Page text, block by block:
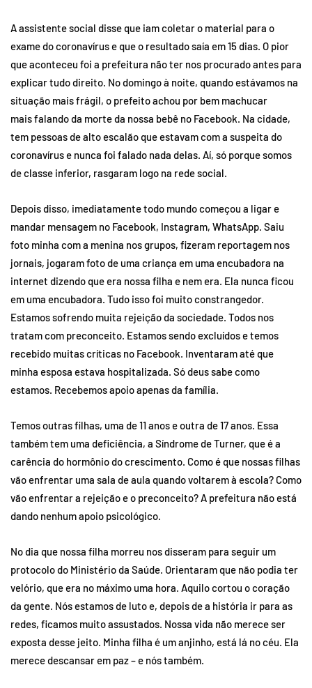
A assistente social disse que iam coletar o material para o
exame do coronavírus e que o resultado saía em 15 dias. O pior
que aconteceu foi a prefeitura não ter nos procurado antes para
explicar tudo direito. No domingo à noite, quando estávamos na
situação mais frágil, o prefeito achou por bem machucar
mais falando da morte da nossa bebê no Facebook. Na cidade,
tem pessoas de alto escalão que estavam com a suspeita do
coronavírus e nunca foi falado nada delas. Aí, só porque somos
de classe inferior, rasgaram logo na rede social.
Depois disso, imediatamente todo mundo começou a ligar e
mandar mensagem no Facebook, Instagram, WhatsApp. Saiu
foto minha com a menina nos grupos, fizeram reportagem nos
jornais, jogaram foto de uma criança em uma encubadora na
internet dizendo que era nossa filha e nem era. Ela nunca ficou
em uma encubadora. Tudo isso foi muito constrangedor.
Estamos sofrendo muita rejeição da sociedade. Todos nos
tratam com preconceito. Estamos sendo excluídos e temos
recebido muitas críticas no Facebook. Inventaram até que
minha esposa estava hospitalizada. Só deus sabe como
estamos. Recebemos apoio apenas da família.
Temos outras filhas, uma de 11 anos e outra de 17 anos. Essa
também tem uma deficiência, a Síndrome de Turner, que é a
carência do hormônio do crescimento. Como é que nossas filhas
vão enfrentar uma sala de aula quando voltarem à escola? Como
vão enfrentar a rejeição e o preconceito? A prefeitura não está
dando nenhum apoio psicológico.
No dia que nossa filha morreu nos disseram para seguir um
protocolo do Ministério da Saúde. Orientaram que não podia ter
velório, que era no máximo uma hora. Aquilo cortou o coração
da gente. Nós estamos de luto e, depois de a história ir para as
redes, ficamos muito assustados. Nossa vida não merece ser
exposta desse jeito. Minha filha é um anjinho, está lá no céu. Ela
merece descansar em paz – e nós também.